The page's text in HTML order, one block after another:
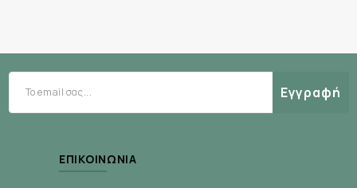
Ιδιότητες:
Συμβάλλει στην πρόληψη και αντιμετώπιση της
τριχόπτωσης
Προστατεύει και ενυδατώνει το τριχωτό της
Εγγραφή
ΕΠΙΚΟΙΝΩΝΊΑ